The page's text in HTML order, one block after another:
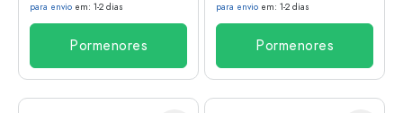
para envio em: 1-2 dias
Pormenores
para envio em: 1-2 dias
Pormenores